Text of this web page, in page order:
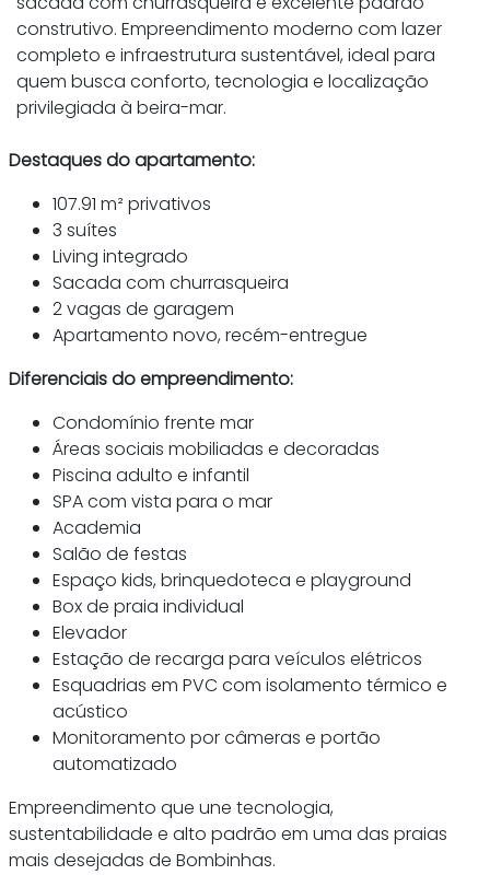
construtivo. Empreendimento moderno com lazer
completo e infraestrutura sustentável, ideal para
quem busca conforto, tecnologia e localização
privilegiada à beira-mar.
Destaques do apartamento:
107.91 m² privativos
3 suítes
Living integrado
Sacada com churrasqueira
2 vagas de garagem
Apartamento novo, recém-entregue
Diferenciais do empreendimento:
Condomínio frente mar
Áreas sociais mobiliadas e decoradas
Piscina adulto e infantil
SPA com vista para o mar
Academia
Salão de festas
Espaço kids, brinquedoteca e playground
Box de praia individual
Elevador
Estação de recarga para veículos elétricos
Esquadrias em PVC com isolamento térmico e
acústico
Monitoramento por câmeras e portão
automatizado
Empreendimento que une tecnologia,
sustentabilidade e alto padrão em uma das praias
mais desejadas de Bombinhas.